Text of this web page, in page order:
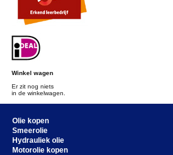
Winkel wagen
Er zit nog niets
in de winkelwagen.
Olie kopen
Smeerolie
Hydrauliek olie
Motorolie kopen